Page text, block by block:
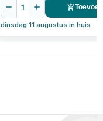
1
dinsdag 11 augustus in huis